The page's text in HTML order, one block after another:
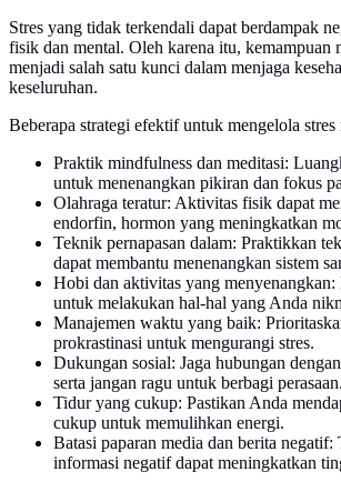
Stres yang tidak terkendali dapat berdampak
fisik dan mental. Oleh karena itu, kemampuan
menjadi salah satu kunci dalam menjaga
keseluruhan.
Beberapa strategi efektif untuk mengelola
Praktik mindfulness dan meditasi:
untuk menenangkan pikiran dan fokus
Olahraga teratur: Aktivitas fisik dapat
endorfin, hormon yang meningkatkan
Teknik pernapasan dalam: Praktikkan
dapat membantu menenangkan sistem
Hobi dan aktivitas yang
untuk melakukan hal-hal yang Anda
Manajemen waktu yang baik:
prokrastinasi untuk mengurangi stres.
Dukungan sosial: Jaga hubungan
serta jangan ragu untuk berbagi perasaan.
Tidur yang cukup: Pastikan Anda
cukup untuk memulihkan energi.
Batasi paparan media dan berita negatif:
informasi negatif dapat meningkatkan